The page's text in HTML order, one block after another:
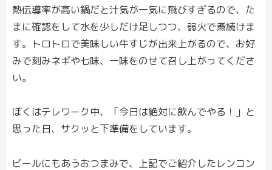
熱伝導率が高い鍋だと汁気が一気に飛びすぎるので、た
まに確認をして水を少しだけ足しつつ、弱火で煮続けま
す。トロトロで美味しい牛すじが出来上がるので、お好
みで刻みネギや七味、一味をのせて召し上がってくださ
い。
ぼくはテレワーク中、「今日は絶対に飲んでやる！」と
思った日、サクッと下準備をしています。
ビールにもあうおつまみで、上記でご紹介したレンコン